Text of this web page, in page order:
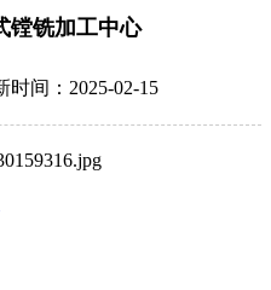
镗铣加工中心
时间：2025-02-15